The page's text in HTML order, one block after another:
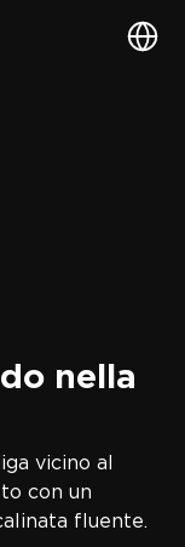
nella
vicino al
con un
fluente.